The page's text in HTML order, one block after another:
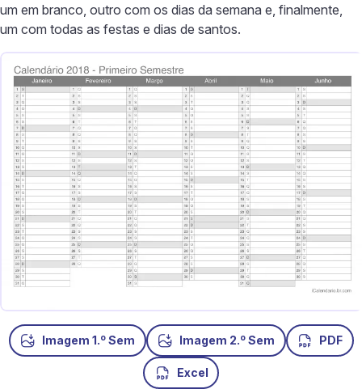
um em branco, outro com os dias da semana e, finalmente,
um com todas as festas e dias de santos.
Imagem 1.o Sem Imagem 2.o Sem PDF
Excel